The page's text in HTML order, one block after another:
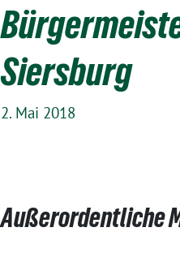
Siersburg
2. Mai 2018
Außerordentliche